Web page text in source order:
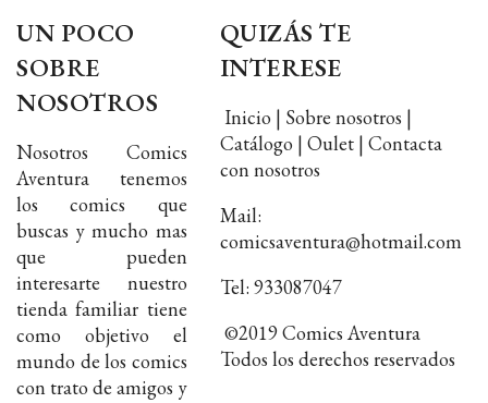
UN POCO
SOBRE
NOSOTROS
Nosotros Comics
Aventura tenemos
los comics que
buscas y mucho mas
que pueden
interesarte nuestro
tienda familiar tiene
como objetivo el
mundo de los comics
con trato de amigos y
QUIZÁS TE
INTERESE
Inicio | Sobre nosotros |
Catálogo | Oulet | Contacta
con nosotros
Mail:
comicsaventura@hotmail.com
Tel: 933087047
©2019 Comics Aventura
Todos los derechos reservados